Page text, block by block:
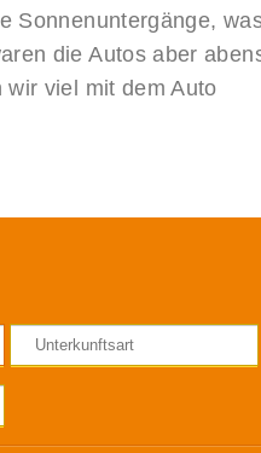
Sonnenuntergänge,
die Autos aber
wir viel mit dem Auto